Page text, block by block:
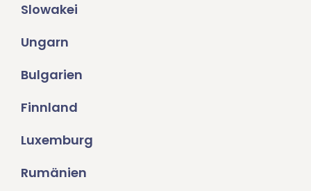
Slowakei
Ungarn
Bulgarien
Finnland
Luxemburg
Rumänien